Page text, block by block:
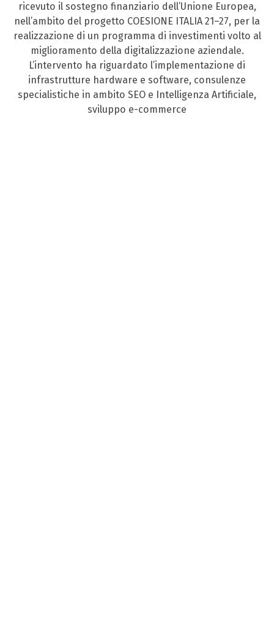
ricevuto il sostegno finanziario dell’Unione Europea,
nell’ambito del progetto COESIONE ITALIA 21–27, per la
realizzazione di un programma di investimenti volto al
miglioramento della digitalizzazione aziendale.
L’intervento ha riguardato l’implementazione di
infrastrutture hardware e software, consulenze
specialistiche in ambito SEO e Intelligenza Artificiale,
sviluppo e-commerce